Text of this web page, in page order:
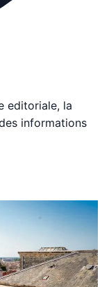
editoriale, la
informations